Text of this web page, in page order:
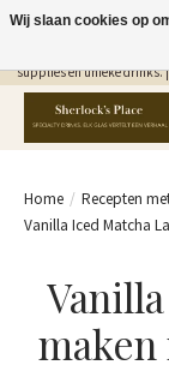
Gratis Verzending in NL
supplies en unieke drinks.
Home / Recepten
Vanilla Iced Matcha
Wij slaan cookies op